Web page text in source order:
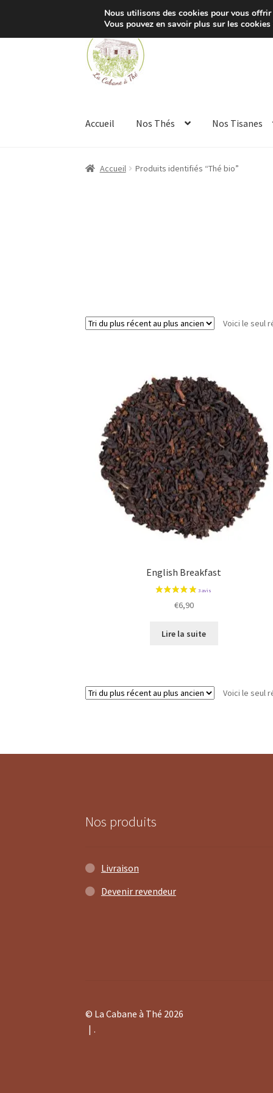
à
la
navigation
au
contenu
Accueil Nos Thés Nos Tisanes
Accueil Produits identifiés “Thé bio”
Voici le seul
English Breakfast
€6,90
Lire la suite
Voici le seul
Nos produits
Livraison
Devenir revendeur
© La Cabane à Thé 2026
.
Nous utilisons des cookies pour vous
Vous pouvez en savoir plus sur les